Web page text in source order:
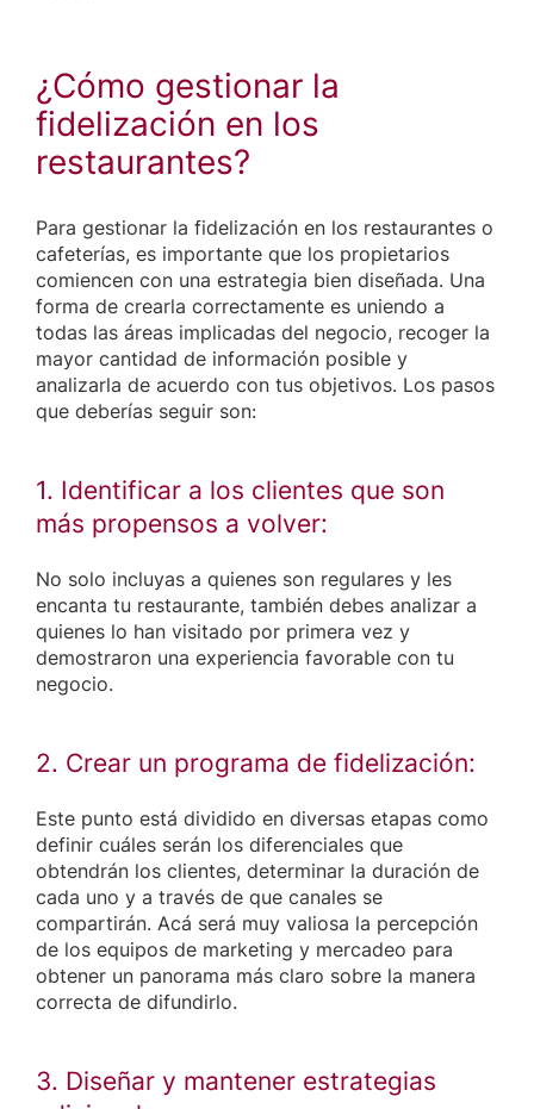
¿Cómo gestionar la
fidelización en los
restaurantes?
Para gestionar la fidelización en los restaurantes o
cafeterías, es importante que los propietarios
comiencen con una estrategia bien diseñada. Una
forma de crearla correctamente es uniendo a
todas las áreas implicadas del negocio, recoger la
mayor cantidad de información posible y
analizarla de acuerdo con tus objetivos. Los pasos
que deberías seguir son:
1. Identificar a los clientes que son
más propensos a volver:
No solo incluyas a quienes son regulares y les
encanta tu restaurante, también debes analizar a
quienes lo han visitado por primera vez y
demostraron una experiencia favorable con tu
negocio.
2. Crear un programa de fidelización:
Este punto está dividido en diversas etapas como
definir cuáles serán los diferenciales que
obtendrán los clientes, determinar la duración de
cada uno y a través de que canales se
compartirán. Acá será muy valiosa la percepción
de los equipos de marketing y mercadeo para
obtener un panorama más claro sobre la manera
correcta de difundirlo.
3. Diseñar y mantener estrategias